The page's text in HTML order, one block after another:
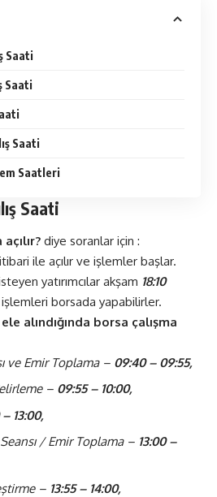
Saati
Saati
Saati
Saatleri
Saati
diye soranlar için :
ile açılır ve işlemler başlar.
yatırımcılar akşam 18:10
borsada yapabilirler.
alındığında borsa çalışma
ve Emir Toplama – 09:40 – 09:55,
– 09:55 – 10:00,
– 13:00,
/ Emir Toplama – 13:00 –
– 13:55 – 14:00,